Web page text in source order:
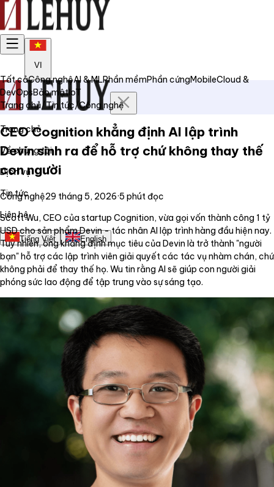
VI
Trang chủ
Về chúng tôi
Dịch vụ
Tin tức
Liên hệ
Tiếng Việt English
Tất cảCông nghệAI & MLPhần mềmPhần cứngMobileCloud &
DevOpsBảo mậtIoT
Trang chủ/Tin tức/Công nghệ
CEO Cognition khẳng định AI lập trình
Devin sinh ra để hỗ trợ chứ không thay thế
con người
Công nghệ29 tháng 5, 2026·5 phút đọc
Scott Wu, CEO của startup Cognition, vừa gọi vốn thành công 1 tỷ
USD cho sản phẩm Devin - tác nhân AI lập trình hàng đầu hiện nay.
Tuy nhiên, ông khẳng định mục tiêu của Devin là trở thành "người
bạn" hỗ trợ các lập trình viên giải quyết các tác vụ nhàm chán, chứ
không phải để thay thế họ. Wu tin rằng AI sẽ giúp con người giải
phóng sức lao động để tập trung vào sự sáng tạo.